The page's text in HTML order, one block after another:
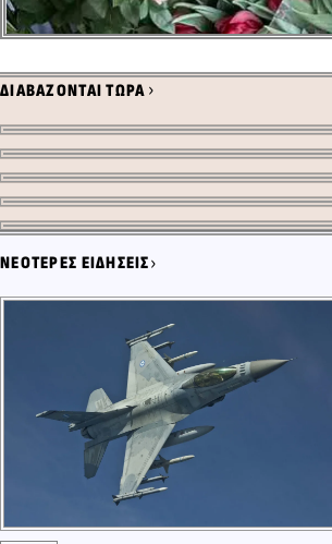
ΔΙΑΒΑΖΟΝΤΑΙ ΤΩΡΑ ›
0
0
0
0
0
ΝΕΟΤΕΡΕΣ ΕΙΔΗΣΕΙΣ›